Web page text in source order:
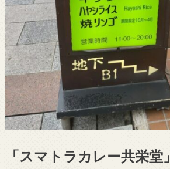
「スマトラカレー共栄堂」